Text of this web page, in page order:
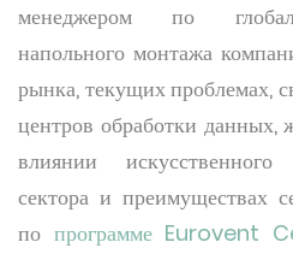
менеджером по
напольного монтажа
рынка, текущих проблемах,
центров обработки данных,
влиянии
сектора и преимуществах
по программе Eurovent